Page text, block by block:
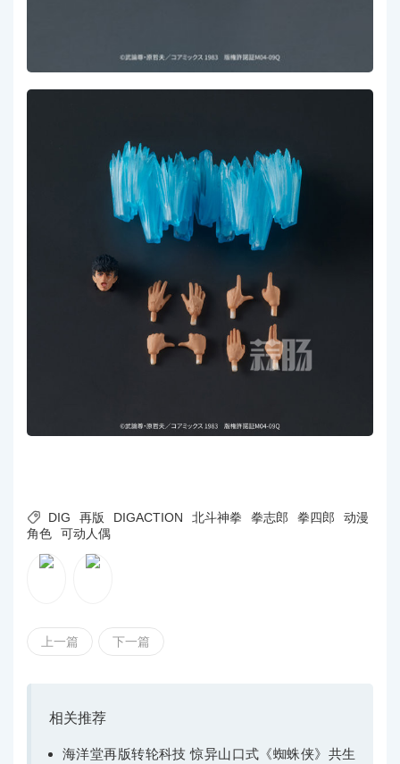
 DIG 再版 DIGACTION 北斗神拳 拳志郎 拳四郎
动漫
角色
可动人偶
上一篇 下一篇
相关推荐
海洋堂再版转轮科技 惊异山口式《蜘蛛侠》共生